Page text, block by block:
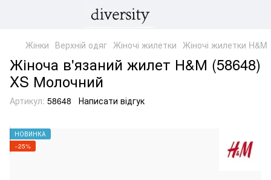
Жінки Верхній одяг Жіночі жилетки Жіночі жилетки H&M
Жіноча в'язаний жилет Н&М (58648)
XS Молочний
Артикул: 58648 Написати відгук
НОВИНКА
−25%